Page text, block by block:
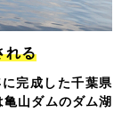
れる
完成した千葉県
山ダムのダム湖